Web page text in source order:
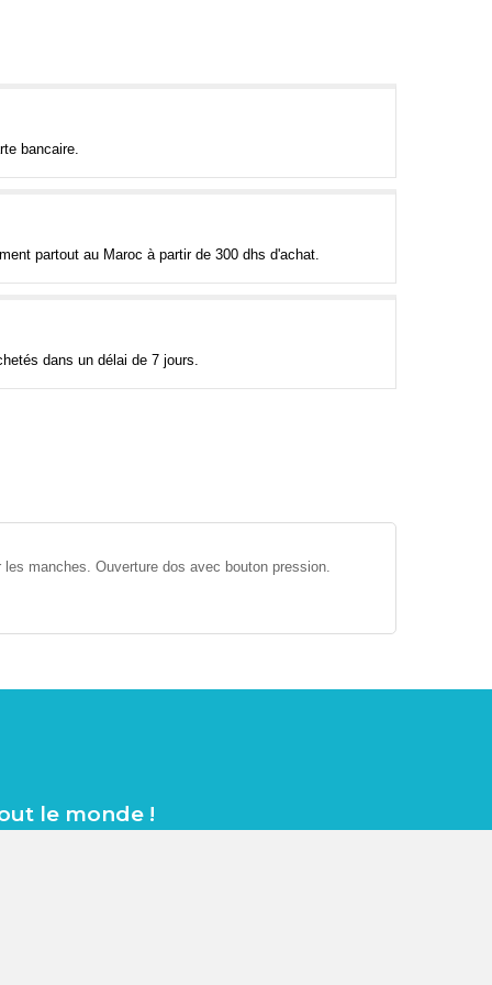
bancaire.
partout au Maroc à partir de 300 dhs d'achat.
dans un délai de 7 jours.
manches. Ouverture dos avec bouton pression.
le monde !